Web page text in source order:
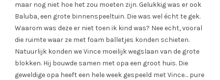
maar nog niet hoe het zou moeten zijn. Gelukkig was er ook
Baluba, een grote binnenspeeltuin. Die was wel écht te gek.
Waarom was deze er niet toen ik kind was? Nee echt, vooral
die ruimte waar ze met foam balletjes konden schieten.
Natuurlijk konden we Vince moeilijk wegslaan van de grote
blokken. Hij bouwde samen met opa een groot huis. Die
geweldige opa heeft een hele week gespeeld met Vince… pure